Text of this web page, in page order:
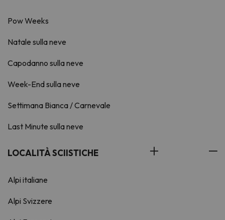
Pow Weeks
Natale sulla neve
Capodanno sulla neve
Week-End sulla neve
Settimana Bianca / Carnevale
Last Minute sulla neve
LOCALITÀ SCIISTICHE
Alpi italiane
Alpi Svizzere